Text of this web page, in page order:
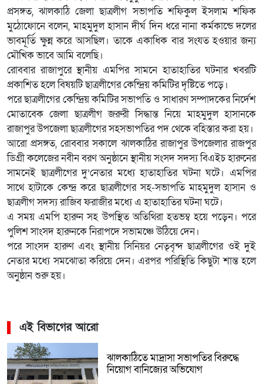
প্রসঙ্গত, ঝালকাঠি জেলা ছাত্রলীগ সভাপতি শফিকুল ইসলাম শফিক
মুঠোফোনে বলেন, মাহমুদুল হাসান দীর্ঘ দিন ধরে নানা কর্মকান্ডে দলের
ভাবমূর্তি ক্ষুন্ন করে আসছিল। তাকে একাধিক বার সংযত হওয়ার জন্য
মৌখিক ভাবে আমি বলেছি।
রোববার রাজাপুরে স্থানীয় এমপির সামনে হাতাহাতির ঘটনার খবরটি
প্রকাশিত হলে বিষয়টি ছাত্রলীগের কেন্দ্রিয় কমিটির দৃষ্টিতে পড়ে।
পরে ছাত্রলীগের কেন্দ্রিয় কমিটির সভাপতি ও সাধারণ সম্পাদকের নির্দেশ
মোতাবেক জেলা ছাত্রলীগ জরুরী সিদ্ধান্ত নিয়ে মাহমুদুল হাসানকে
রাজাপুর উপজেলা ছাত্রলীগের সহসভাপতির পদ থেকে বহিস্তার করা হয়।
আরো প্রসঙ্গত, রোববার সকালে ঝালকাঠির রাজাপুর উপজেলার রাজপুর
ডিগ্রী কলেজের নবীন বরণ অনুষ্ঠানে স্থানীয় সংসদ সদস্য বিএইচ হারুনের
সামনেই ছাত্রলীগের দু’নেতার মধ্যে হাতাহাতির ঘটনা ঘটে। এমপির
সাথে হাটাকে কেন্দ্র করে ছাত্রলীগের সহ-সভাপতি মাহমুদুল হাসান ও
ছাত্রলীগ সদস্য রাজিব ফরাজীর মধ্যে এ হাতাহাতির ঘটনা ঘটে।
এ সময় এমপি হারুন সহ উপস্থিত অতিথিরা হতভম্ব হয়ে পড়েন। পরে
পুলিশ সাংসদ হারুনকে নিরাপদে সভামঞ্চে উঠিয়ে দেন।
পরে সাংসদ হারুণ এবং স্থানীয় সিনিয়র নেতৃবৃন্দ ছাত্রলীগের ওই দুই
নেতার মধ্যে সমঝোতা করিয়ে দেন। এরপর পরিস্থিতি কিছুটা শান্ত হলে
অনুষ্ঠান শুরু হয়।
এই বিভাগের আরো
ঝালকাঠিতে মাদ্রাসা সভাপতির বিরুদ্ধে
নিয়োগ বানিজ্যের অভিযোগ